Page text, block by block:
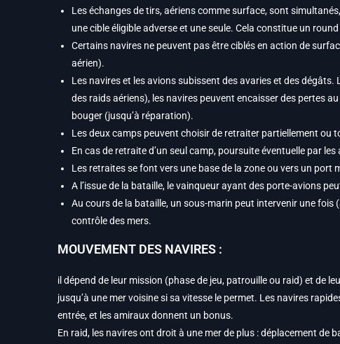
Les échanges de tirs, aériens comme surface, sont
une cible éligible adverse et une seule. Cela constitue un
Certains navires ne peuvent pas être ciblés en action de
aérien).
Les navires et les avions subissent des avaries et des
des raids aériens), les navires peuvent encaisser des pertes
bouger (jusqu’à réparation).
Les deux camps peuvent choisir de retraiter partiellement ou
En cas de retraite d’un seul camp, poursuite éventuelle par
Les retraites se font vers une base de la zone ou vers un port
A l’issue de la bataille, le vainqueur ayant des porte-avions
Au cours de la bataille, un sous-marin peut intervenir une fois
contrôle des mers.
MOUVEMENT DES NAVIRES :
il dépend de leur mission (phase de jeu, patrouille ou raid) et de
jusqu’à une mer voisine si sa vitesse le permet. Les navires
entrée, et les amiraux donnent un bonus.
En raid, les navires ont droit à une mer de plus : déplacement de